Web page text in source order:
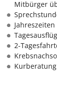
Mitbürger
Jahreszeiten
2-